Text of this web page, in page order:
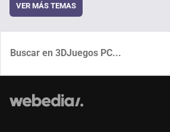
VER MÁS TEMAS